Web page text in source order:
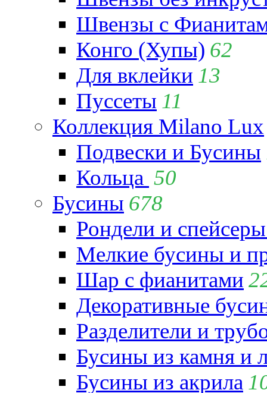
Швензы с
Конго (Хупы) 62
Для вклейки 13
Пуссеты 11
Коллекция Milano Lux
Подвески и Бусины
Кольца 50
Бусины 678
Рондели и
Мелкие бусины и
Шар с фианитами
Декоративные
Разделители и
Бусины из камня и
Бусины из акрила